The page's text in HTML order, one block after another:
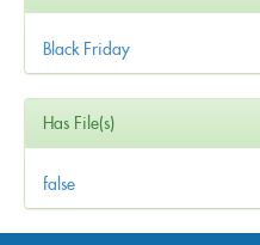
Black Friday
Has File(s)
false